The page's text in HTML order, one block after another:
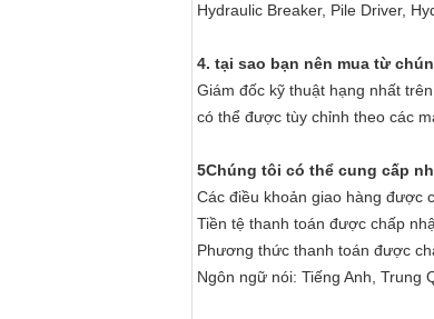
Hydraulic Breaker, Pile Driver,
4. tại sao bạn nên mua từ
Giám đốc kỹ thuật hạng nhất
có thể được tùy chỉnh theo các
5Chúng tôi có thể cung cấp
Các điều khoản giao hàng được
Tiền tệ thanh toán được chấp
Phương thức thanh toán được
Ngôn ngữ nói: Tiếng Anh, Trung